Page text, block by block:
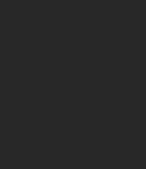
热烈庆祝我司成